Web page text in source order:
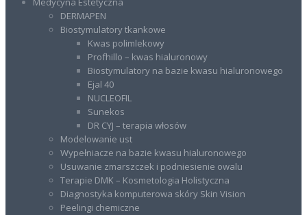
DERMAPEN
Biostymulatory tkankowe
Kwas polimlekowy
Profhillo – kwas hialuronowy
Biostymulatory na bazie kwasu hialuronowego
Ejal 40
NUCLEOFIL
Sunekos
DR CYJ – terapia włosów
Modelowanie ust
Wypełniacze na bazie kwasu hialuronowego
Usuwanie zmarszczek i podniesienie owalu
Terapie DMK – Kosmetologia Holistyczna
Diagnostyka komputerowa skóry Skin Vision
Peelingi chemiczne